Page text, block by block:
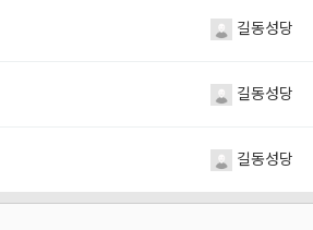
길동성당
길동성당
길동성당